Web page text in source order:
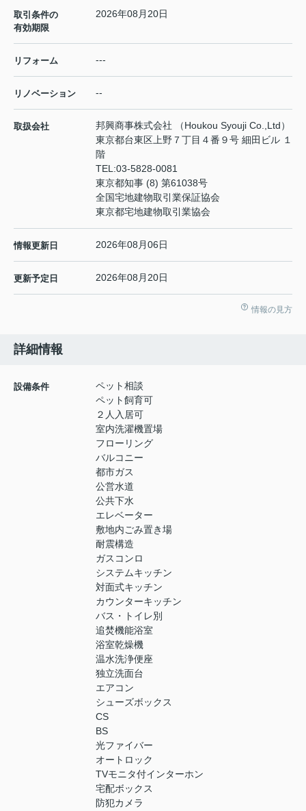
取引条件の
有効期限
2026年08月20日
リフォーム ---
リノベーション --
取扱会社
邦興商事株式会社 （Houkou Syouji Co.,Ltd）
東京都台東区上野７丁目４番９号 細田ビル １
階
TEL:03-5828-0081
東京都知事 (8) 第61038号
全国宅地建物取引業保証協会
東京都宅地建物取引業協会
情報更新日 2026年08月06日
更新予定日 2026年08月20日
情報の見方
詳細情報
設備条件
ペット相談
ペット飼育可
２人入居可
室内洗濯機置場
フローリング
バルコニー
都市ガス
公営水道
公共下水
エレベーター
敷地内ごみ置き場
耐震構造
ガスコンロ
システムキッチン
対面式キッチン
カウンターキッチン
バス・トイレ別
追焚機能浴室
浴室乾燥機
温水洗浄便座
独立洗面台
エアコン
シューズボックス
CS
BS
光ファイバー
オートロック
TVモニタ付インターホン
宅配ボックス
防犯カメラ